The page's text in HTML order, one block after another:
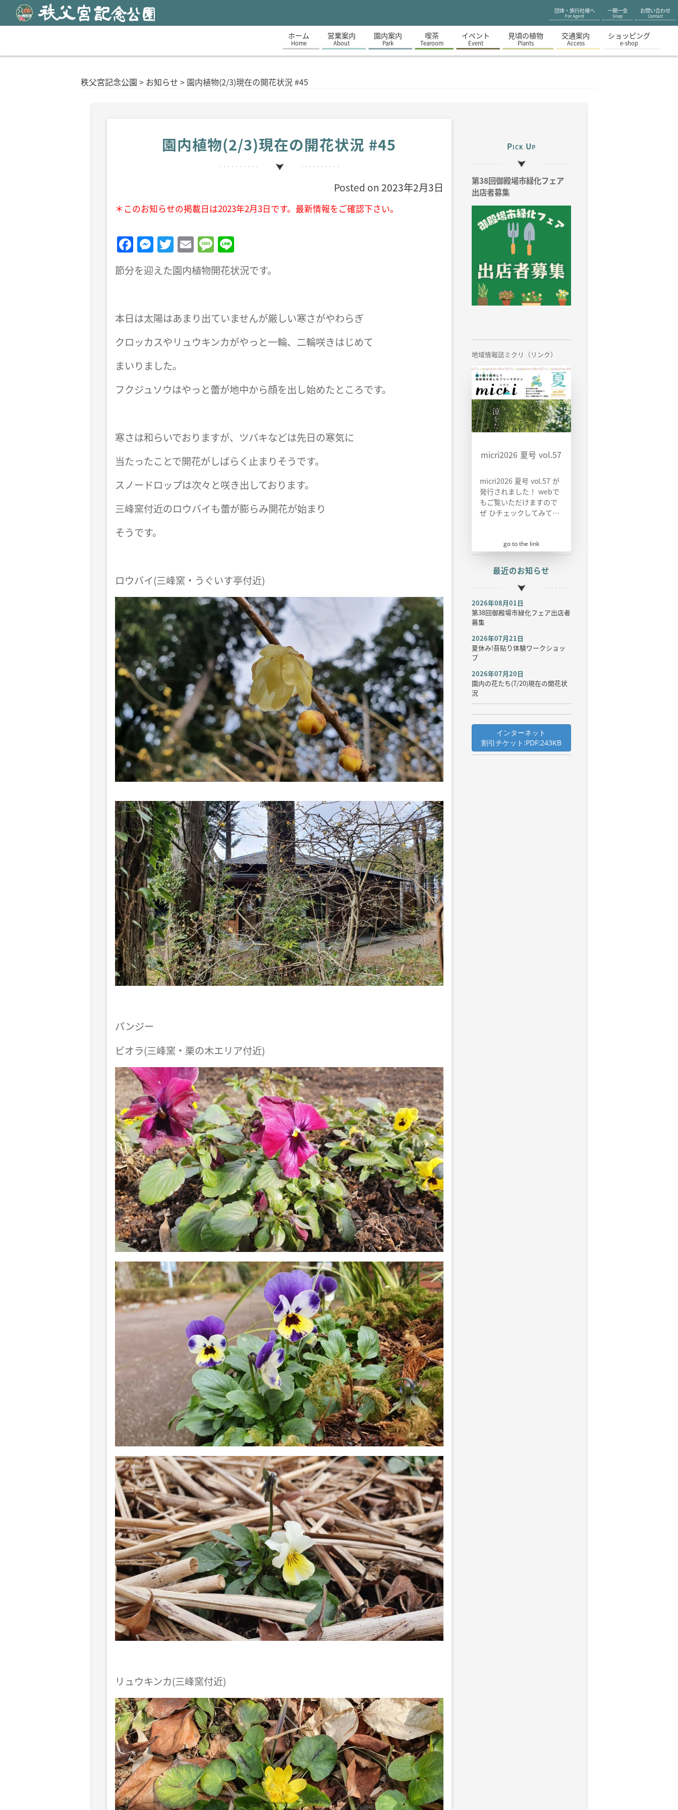
t
団体・旅行社様へ
For Agent
一期一会
Snap
お問い合わせ
Contact
ホーム
Home
営業案内
About
園内案内
Park
喫茶
Tearoom
イベント
Event
見頃の植物
Plants
交通案内
Access
ショッピング
e-shop
秩父宮記念公園 > お知らせ > 園内植物(2/3)現在の開花状況 #45
園内植物(2/3)現在の開花状況 #45
Posted on 2023年2月3日
＊このお知らせの掲載日は2023年2月3日です。最新情報をご確認下さい。
F
a
c
b
o
o
k
M
e
ss
n
g
er
T
w
itt
E
m
ai
M
e
ss
g
e
n
e
節分を迎えた園内植物開花状況です。
本日は太陽はあまり出ていませんが厳しい寒さがやわらぎ
クロッカスやリュウキンカがやっと一輪、二輪咲きはじめて
まいりました。
フクジュソウはやっと蕾が地中から顔を出し始めたところです。
寒さは和らいでおりますが、ツバキなどは先日の寒気に
当たったことで開花がしばらく止まりそうです。
スノードロップは次々と咲き出しております。
三峰窯付近のロウバイも蕾が膨らみ開花が始まり
そうです。
ロウバイ(三峰窯・うぐいす亭付近)
パンジー
ビオラ(三峰窯・栗の木エリア付近)
リュウキンカ(三峰窯付近)
Pick Up
第38回御殿場市緑化フェア
出店者募集
地域情報誌ミクリ（リンク）
micri2026 夏号 vol.57
micri2026 夏号 vol.57 が
発行されました！ webで
もご覧いただけますので
ぜ ひチェックしてみて下
go to the link
最近のお知らせ
2026年08月01日
第38回御殿場市緑化フェア出店者
募集
2026年07月21日
夏休み!苔貼り体験ワークショッ
プ
2026年07月20日
園内の花たち(7/20)現在の開花状
況
インターネット
割引チケット:PDF:243KB